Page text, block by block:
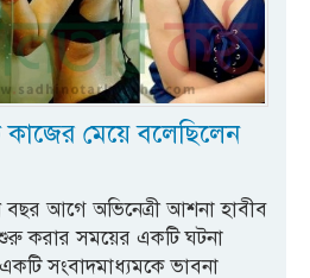
মেয়ে বলেছিলেন
বছর আগে অভিনেত্রী আশনা হাবীব
শুরু করার সময়ের একটি ঘটনা
সংবাদমাধ্যমকে ভাবনা